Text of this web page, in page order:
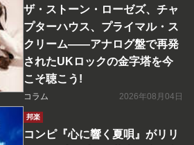
ザ・ストーン・ローゼズ、チャ
プターハウス、プライマル・ス
クリーム――アナログ盤で再発
されたUKロックの金字塔を今
こそ聴こう!
コラム 2026年08月04日
邦楽
コンピ『心に響く夏唄』がリリ